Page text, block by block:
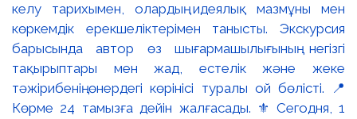
келу тарихымен, олардың идеялық мазмұны мен
көркемдік ерекшеліктерімен танысты. Экскурсия
барысында автор өз шығармашылығының негізгі
тақырыптары мен жад, естелік және жеке
тәжірибенің өнердегі көрінісі туралы ой бөлісті. 📍
Көрме 24 тамызға дейін жалғасады. ⚜️ Сегодня, 1